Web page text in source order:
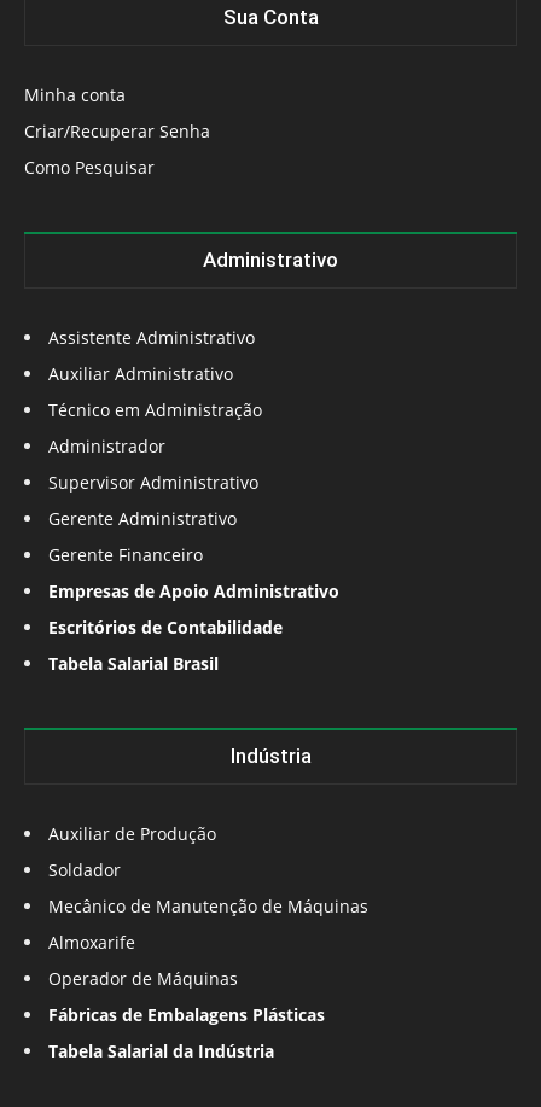
Sua Conta
Minha conta
Criar/Recuperar Senha
Como Pesquisar
Administrativo
Assistente Administrativo
Auxiliar Administrativo
Técnico em Administração
Administrador
Supervisor Administrativo
Gerente Administrativo
Gerente Financeiro
Empresas de Apoio Administrativo
Escritórios de Contabilidade
Tabela Salarial Brasil
Indústria
Auxiliar de Produção
Soldador
Mecânico de Manutenção de Máquinas
Almoxarife
Operador de Máquinas
Fábricas de Embalagens Plásticas
Tabela Salarial da Indústria